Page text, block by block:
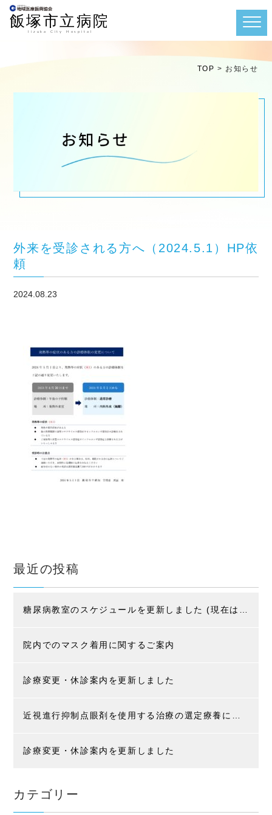
TOP > お知らせ
外来を受診される方へ（2024.5.1）HP依
頼
2024.08.23
最近の投稿
院内でのマスク着用に関するご案内
診療変更・休診案内を更新しました
診療変更・休診案内を更新しました
カテゴリー